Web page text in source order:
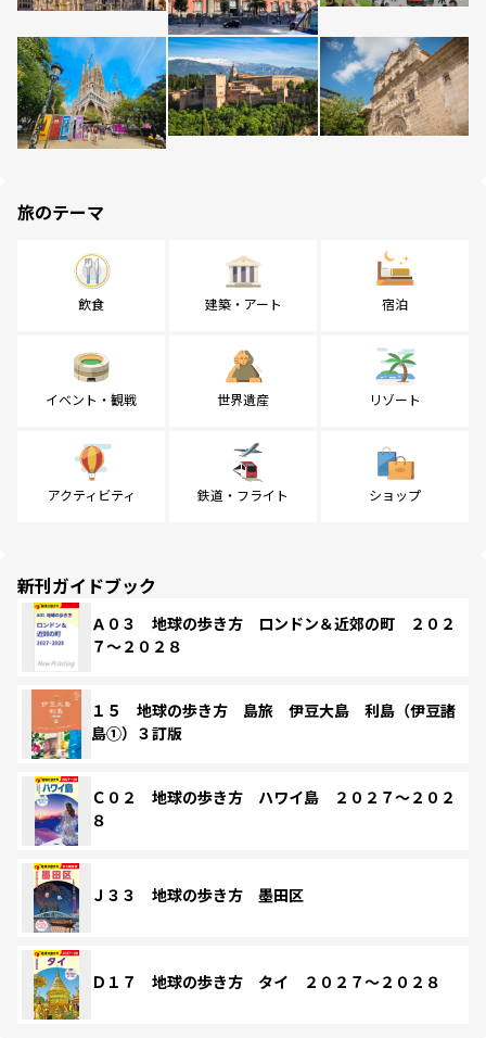
旅のテーマ
飲食 建築・アート 宿泊
イベント・観戦 世界遺産 リゾート
アクティビティ 鉄道・フライト ショップ
新刊ガイドブック
Ａ０３ 地球の歩き方 ロンドン＆近郊の町 ２０２
７～２０２８
１５ 地球の歩き方 島旅 伊豆大島 利島（伊豆諸
島①）３訂版
Ｃ０２ 地球の歩き方 ハワイ島 ２０２７～２０２
８
Ｊ３３ 地球の歩き方 墨田区
Ｄ１７ 地球の歩き方 タイ ２０２７～２０２８